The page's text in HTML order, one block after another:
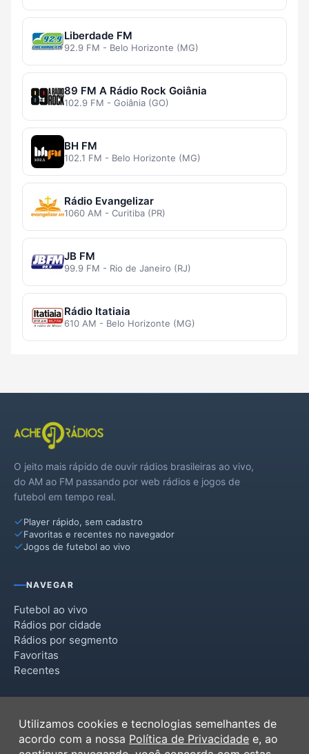
Liberdade FM
92.9 FM - Belo Horizonte (MG)
89 FM A Rádio Rock Goiânia
102.9 FM - Goiânia (GO)
BH FM
102.1 FM - Belo Horizonte (MG)
Rádio Evangelizar
1060 AM - Curitiba (PR)
JB FM
99.9 FM - Rio de Janeiro (RJ)
Rádio Itatiaia
610 AM - Belo Horizonte (MG)
O jeito mais rápido de ouvir rádios brasileiras ao vivo,
do AM ao FM passando por web rádios e jogos de
futebol em tempo real.
Player rápido, sem cadastro
Favoritas e recentes no navegador
Jogos de futebol ao vivo
NAVEGAR
Futebol ao vivo
Rádios por cidade
Rádios por segmento
Favoritas
Recentes
Termos de Uso
Política de Privacidade
Utilizamos cookies e tecnologias semelhantes de
acordo com a nossa Política de Privacidade e, ao